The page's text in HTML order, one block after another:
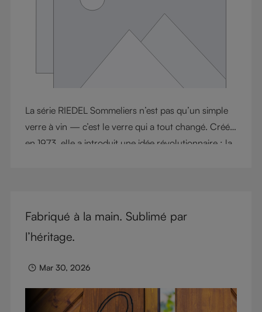
La série RIEDEL Sommeliers n’est pas qu’un simple
verre à vin — c’est le verre qui a tout changé. Créée
en 1973, elle a introduit une idée révolutionnaire : la
sommet d’artisanat et d’élégance, célébré par les
collectionneurs, les connaisseurs et les
du verre qui a transformé l’univers du vin.
Fabriqué à la main. Sublimé par
l’héritage.
Mar 30, 2026